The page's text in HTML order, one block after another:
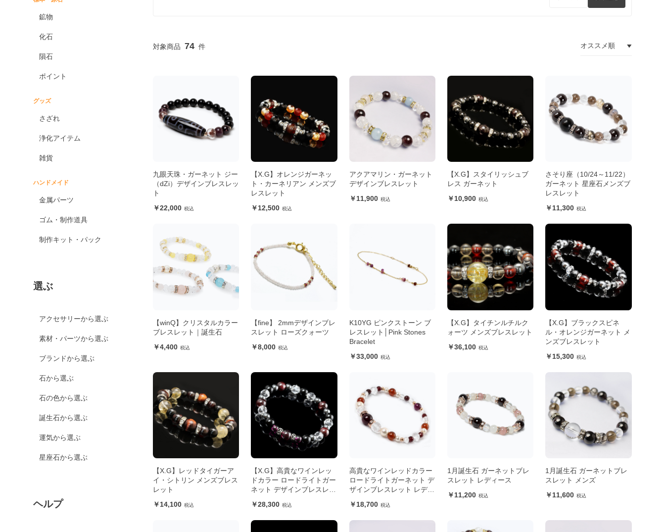
鉱物
化石
隕石
ポイント
グッズ
さざれ
浄化アイテム
雑貨
ハンドメイド
金属パーツ
ゴム・制作道具
制作キット・パック
選ぶ
アクセサリーから選ぶ
素材・パーツから選ぶ
ブランドから選ぶ
石から選ぶ
石の色から選ぶ
誕生石から選ぶ
運気から選ぶ
星座石から選ぶ
ヘルプ
74
九眼天珠・ガーネット ジー
（dZi）デザインブレスレッ
ト
22,000
【X.G】オレンジガーネッ
ト・カーネリアン メンズブ
レスレット
12,500
アクアマリン・ガーネット
デザインブレスレット
11,900
【X.G】スタイリッシュブ
レス ガーネット
10,900
さそり座（10/24～11/22）
ガーネット 星座石メンズブ
レスレット
11,300
【winQ】クリスタルカラー
ブレスレット｜誕生石
4,400
【fine】 2mmデザインブレ
スレット ローズクォーツ
8,000
K10YG ピンクストーン ブ
レスレット│Pink Stones
Bracelet
33,000
【X.G】タイチンルチルク
ォーツ メンズブレスレット
36,100
【X.G】ブラックスピネ
ル・オレンジガーネット メ
ンズブレスレット
15,300
【X.G】レッドタイガーア
イ・シトリン メンズブレス
レット
14,100
【X.G】高貴なワインレッ
ドカラー ロードライトガー
ネット デザインブレスレッ
28,300
高貴なワインレッドカラー
ロードライトガーネット デ
ザインブレスレット レディ
18,700
1月誕生石 ガーネットブレ
スレット レディース
11,200
1月誕生石 ガーネットブレ
スレット メンズ
11,600